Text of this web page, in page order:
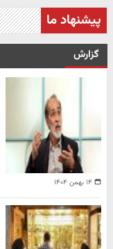
پیشنهاد ما
گزارش
۱۴ بهمن ۱۴۰۴